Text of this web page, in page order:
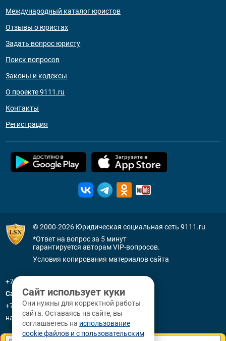
Международный каталог юристов
Отзывы о юристах
Задать вопрос юристу
Поиск вопросов
Законы и кодексы
О проекте 9111.ru
Контакты
Регистрация
© 2000-2026 Юридическая социальная сеть 9111.ru
*Ответ на вопрос за 5 минут
гарантируется авторам VIP-вопросов.
Условия копирования материалов сайта
+7 (800) 505-91-11
Санкт-Петербург
+7 (812) 336-92-64
наб. р. Фонтанки, д. 59
Сайт использует куки
Они нужны для корректной работы
сайта. Оставаясь на сайте, вы
соглашаетесь на использование
cookie файлов и с пользовательским